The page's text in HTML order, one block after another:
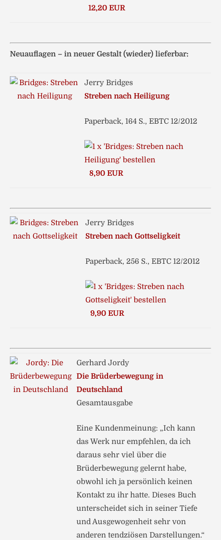
12,20 EUR
Neuauflagen – in neuer Gestalt (wieder) lieferbar:
Jerry Bridges
Streben nach Heiligung
Paperback, 164 S., EBTC 12/2012
8,90 EUR
Jerry Bridges
Streben nach Gottseligkeit
Paperback, 256 S., EBTC 12/2012
9,90 EUR
Gerhard Jordy
Die Brüderbewegung in
Deutschland
Gesamtausgabe
Eine Kundenmeinung: „Ich kann
das Werk nur empfehlen, da ich
daraus sehr viel über die
Brüderbewegung gelernt habe,
obwohl ich ja persönlich keinen
Kontakt zu ihr hatte. Dieses Buch
unterscheidet sich in seiner Tiefe
und Ausgewogenheit sehr von
anderen tendziösen Darstellungen.“